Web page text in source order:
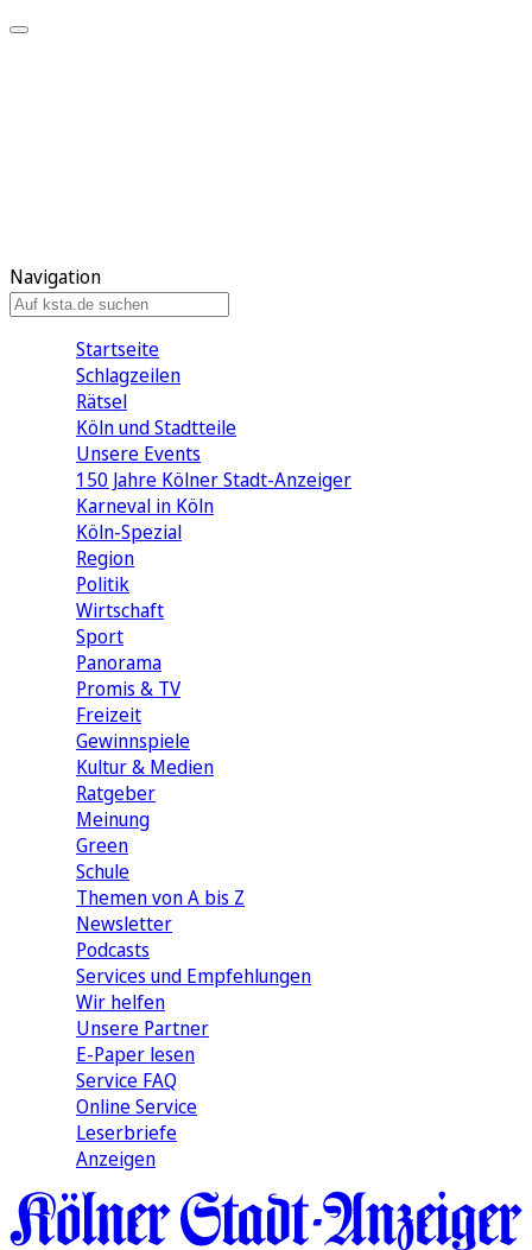
Navigation
Startseite
Schlagzeilen
Rätsel
Köln und Stadtteile
Unsere Events
150 Jahre Kölner Stadt-Anzeiger
Karneval in Köln
Köln-Spezial
Region
Politik
Wirtschaft
Sport
Panorama
Promis & TV
Freizeit
Gewinnspiele
Kultur & Medien
Ratgeber
Meinung
Green
Schule
Themen von A bis Z
Newsletter
Podcasts
Services und Empfehlungen
Wir helfen
Unsere Partner
E-Paper lesen
Service FAQ
Online Service
Leserbriefe
Anzeigen